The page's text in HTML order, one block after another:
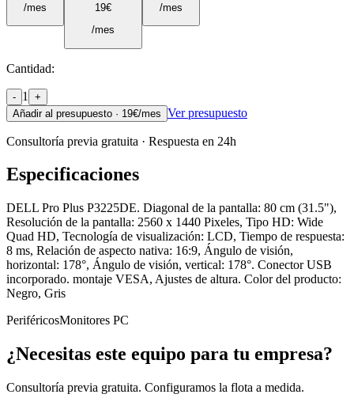
/mes
19€
/mes
/mes
Cantidad:
- 1
+
Añadir al presupuesto · 19€/mes Ver presupuesto
Consultoría previa gratuita · Respuesta en 24h
Especificaciones
DELL Pro Plus P3225DE. Diagonal de la pantalla: 80 cm (31.5"),
Resolución de la pantalla: 2560 x 1440 Pixeles, Tipo HD: Wide
Quad HD, Tecnología de visualización: LCD, Tiempo de respuesta:
8 ms, Relación de aspecto nativa: 16:9, Ángulo de visión,
horizontal: 178°, Ángulo de visión, vertical: 178°. Conector USB
incorporado. montaje VESA, Ajustes de altura. Color del producto:
Negro, Gris
PeriféricosMonitores PC
¿Necesitas este equipo para tu empresa?
Consultoría previa gratuita. Configuramos la flota a medida.